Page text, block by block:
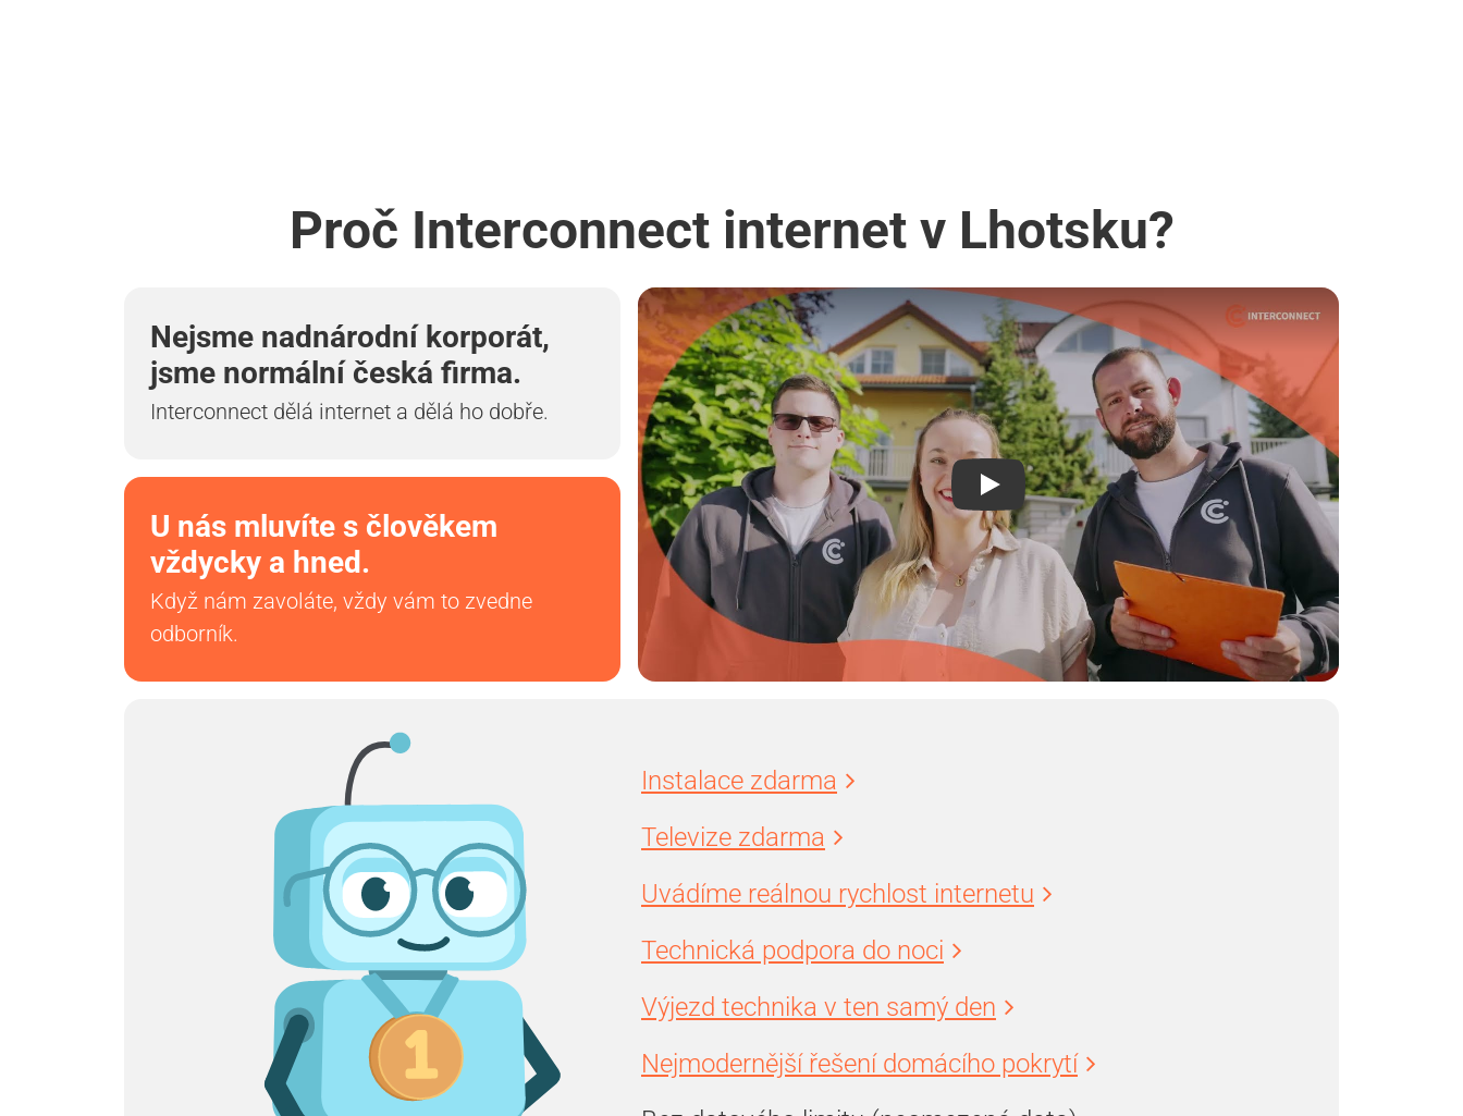
Proč Interconnect internet v Lhotsku?
Nejsme nadnárodní korporát,
jsme normální česká firma.
Interconnect dělá internet a dělá ho dobře.
U nás mluvíte s člověkem
vždycky a hned.
Když nám zavoláte, vždy vám to zvedne
odborník.
Instalace zdarma
Televize zdarma
Uvádíme reálnou rychlost internetu
Technická podpora do noci
Výjezd technika v ten samý den
Nejmodernější řešení domácího pokrytí